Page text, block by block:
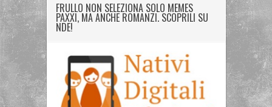
FRULLO NON SELEZIONA SOLO MEMES
PAXXI, MA ANCHE ROMANZI. SCOPRILI SU
NDE!